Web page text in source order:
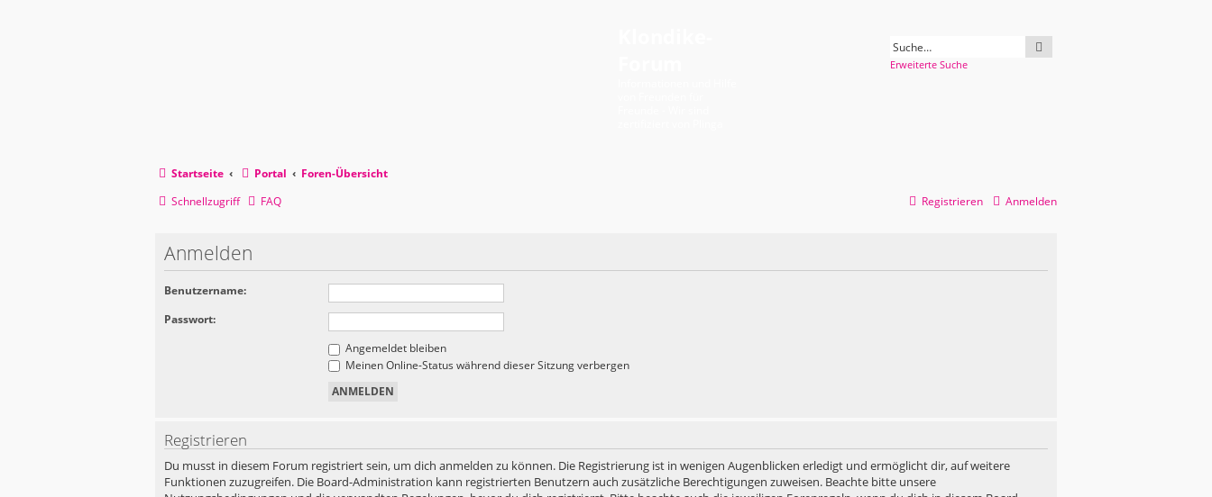
Erweiterte Suche
Startseite Portal
Foren-Übersicht
Schnellzugriff
FAQ Anmelden
Registrieren
Anmelden
Benutzername:
Passwort:
Angemeldet bleiben
Meinen Online-Status während dieser Sitzung verbergen
Registrieren
Du musst in diesem Forum registriert sein, um dich anmelden zu können. Die Registrierung ist in wenigen Augenblicken erledigt und ermöglicht dir, auf weitere
Funktionen zuzugreifen. Die Board-Administration kann registrierten Benutzern auch zusätzliche Berechtigungen zuweisen. Beachte bitte unsere